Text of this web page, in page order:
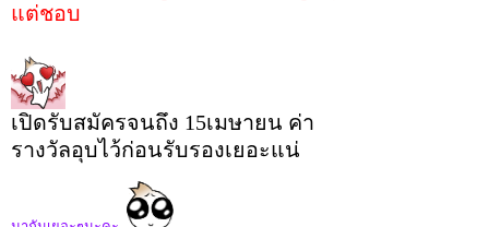
แต่ชอบ
เปิดรับสมัครจนถึง 15เมษายน ค่า
รางวัลอุบไว้ก่อนรับรองเยอะแน่